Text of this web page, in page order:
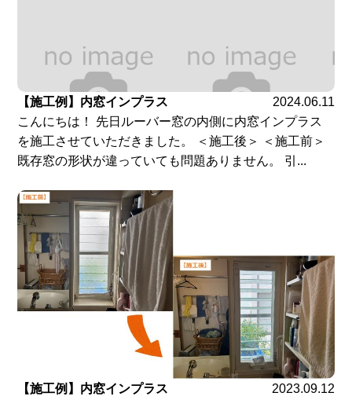
【施工例】内窓インプラス
2024.06.11
こんにちは！ 先日ルーバー窓の内側に内窓インプラス
を施工させていただきました。 ＜施工後＞ ＜施工前＞
既存窓の形状が違っていても問題ありません。 引...
【施工例】内窓インプラス
2023.09.12